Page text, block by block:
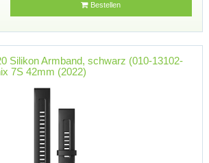
Bestellen
Silikon Armband, schwarz (010-13102-
7S 42mm (2022)